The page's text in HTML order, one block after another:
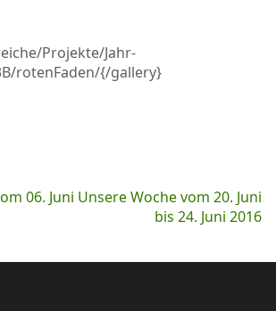
Projekte/Jahr-
rotenFaden/{/gallery}
06. Juni Unsere Woche vom 20. Juni
bis 24. Juni 2016